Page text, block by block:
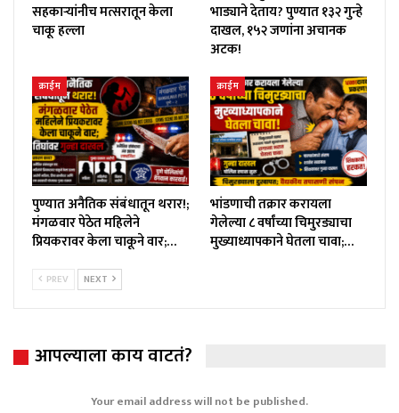
सहकाऱ्यांनीच मत्सरातून केला
चाकू हल्ला
भाड्याने देताय? पुण्यात १३२ गुन्हे
दाखल, १५२ जणांना अचानक
अटक!
क्राईम
पुण्यात अनैतिक संबंधातून थरार!;
मंगळवार पेठेत महिलेने
प्रियकरावर केला चाकूने वार;…
क्राईम
भांडणाची तक्रार करायला
गेलेल्या ८ वर्षांच्या चिमुरड्याचा
मुख्याध्यापकाने घेतला चावा;…
PREV NEXT
आपल्याला काय वाटतं?
Your email address will not be published.